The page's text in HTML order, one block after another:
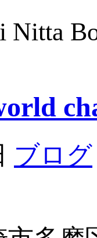
Nitta
ブログ